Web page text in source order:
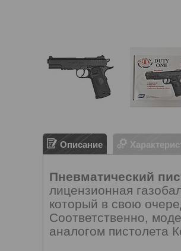
Описание
Пневматический
лицензионная
который в свою
Соответственно,
аналогом пистолета